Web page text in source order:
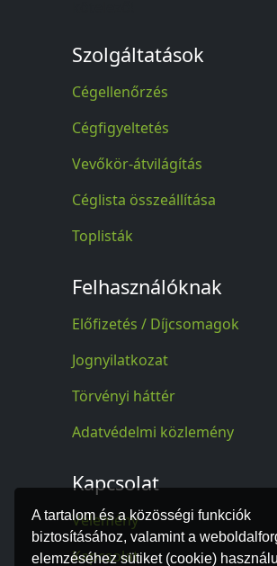
A tartalom és a közösségi funkciók
biztosításához, valamint a
elemzéséhez sütiket (cookie)
Szolgáltatások
Cégellenőrzés
Cégfigyeltetés
Vevőkör-átvilágítás
Céglista összeállítása
Toplisták
Felhasználóknak
Előfizetés / Díjcsomagok
Jognyilatkozat
Törvényi háttér
Adatvédelmi közlemény
Kapcsolat
Vélemény
Kapcsolat